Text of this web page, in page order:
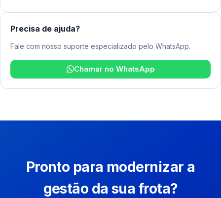
Precisa de ajuda?
Fale com nosso suporte especializado pelo WhatsApp.
Chamar no WhatsApp
Pronto para modernizar a
gestão da sua frota?